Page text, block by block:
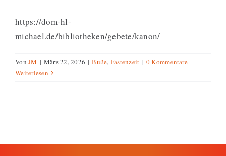
https://dom-hl-
michael.de/bibliotheken/gebete/kanon/
VonJM | März 22, 2026 | Buße, Fastenzeit | 0 Kommentare
Weiterlesen